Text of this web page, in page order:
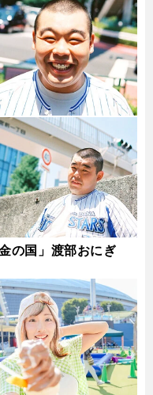
の国」渡部おにぎ